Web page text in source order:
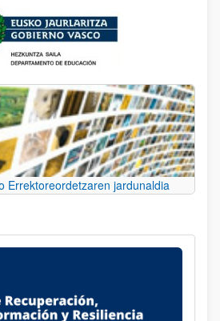
Errektoreordetzaren jardunaldia